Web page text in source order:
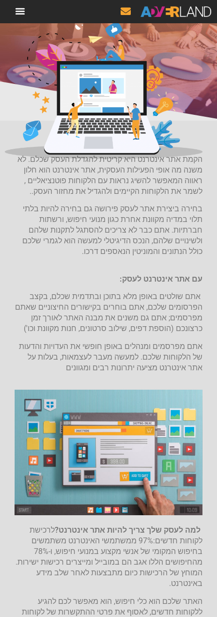
בניית אתרים לעסקים
הקמת אתר אינטרנט היא קריטית להגדלת העסק שכלם. לא
משנה מה אופי הפעילות העסקית, אתר אינטרנט הוא חלון
ראווה המאפשר להשיג נראות עם הלקוחות פוטנציאליים ,
לשמר את הלקוחות הקיימים ולהגדיל את מחזור העסק..
בחירה ביצירת אתר לעסק פירושה גם בחירה להיות בלתי
תלוי במדיה מקוונת אחרת כגון מנועי חיפוש, ורשתות
חברתיות. אתם כבר לא צריכים להסתגל לתקנות שלהם
ולשינויים שלהם, הנכס הדיגיטלי למעשה הוא לגמרי שלכם
כולל הנתונים והמוניטין הנאספים דרכו.
עם אתר אינטרנט לעסק:
אתם שולטים באופן מלא בתוכן ובתדמית שכלם, בקצב
הפרסומים שלכם, אתם בוחרים בקישורים החיצוניים שאתם
מפרסמים; אתם גם משנים את מבנה האתר לאורך זמן
כרצונכם (הוספת דפים, שילוב סרטונים, חנות מקוונת וכו')
אתם מפרסמים ומנהלים באופן חופשי את העדויות והדעות
של הלקוחות שלכם. למעשה מעבר לעצמאות, בעלות על
אתר אינטרנט מציעה יתרונות רבים ומגוונים
למה לעסק שלך צריך להיות אתר אינטרנט?לרכישת
לקוחות חדשים:97% ממשתמשי האינטרנט משתמשים
בחיפוש המקומי של אנשי מקצוע במנועי חיפוש, ו-78%
מהחיפושים הללו אגב הם במובייל ומייצרים רכישות ישירות.
המוחץ של הרכישות כיום מתבצעות לאחר שלב מידע
באינטרנט.
האתר שלכם הוא כלי חיפוש, הוא מאפשר לכם להגיע
ללקוחות חדשים, לאסוף את פרטי ההתקשרות של לקוחות